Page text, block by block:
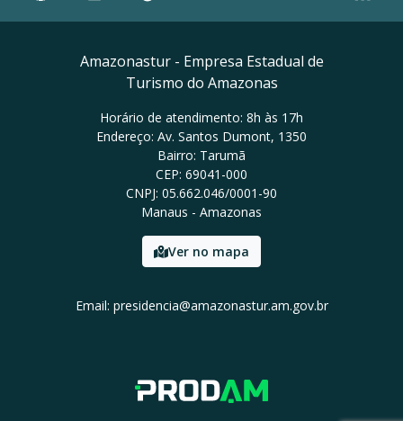
Amazonastur - Empresa Estadual de
Turismo do Amazonas
Horário de atendimento: 8h às 17h
Endereço: Av. Santos Dumont, 1350
Bairro: Tarumã
CEP: 69041-000
CNPJ: 05.662.046/0001-90
Manaus - Amazonas
Ver no mapa
Email: presidencia@amazonastur.am.gov.br